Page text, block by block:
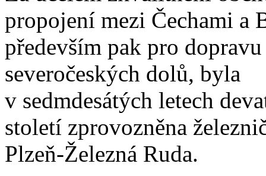
propojení mezi Čechami a
především pak pro
severočeských dolů, byla
v sedmdesátých letech
století zprovozněna
Plzeň-Železná Ruda.